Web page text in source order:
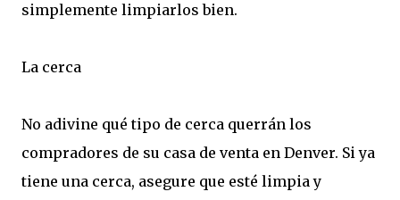
simplemente limpiarlos bien.
La cerca
No adivine qué tipo de cerca querrán los
compradores de su casa de venta en Denver. Si ya
tiene una cerca, asegure que esté limpia y